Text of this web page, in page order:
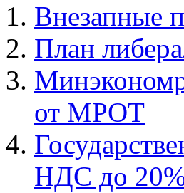
Внезапные
План
от МРОТ
НДС до